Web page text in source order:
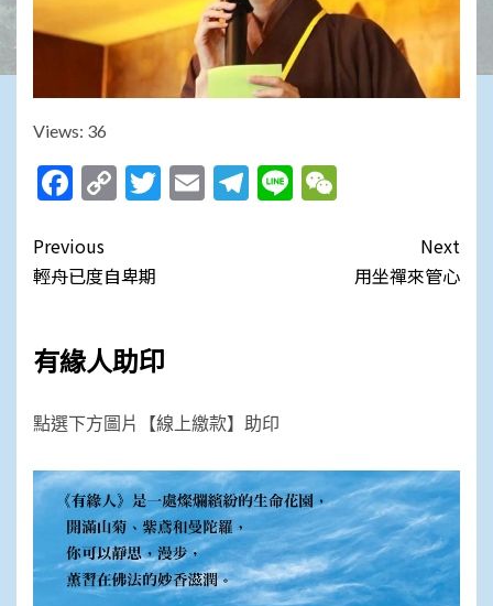
Views: 36
Facebook
CopyTwitter
EmailTelegram
Line
Post
navigation
Previous
輕舟已度自卑期
Next
用坐禪來管心
有緣人助印
點選下方圖片【線上繳款】助印